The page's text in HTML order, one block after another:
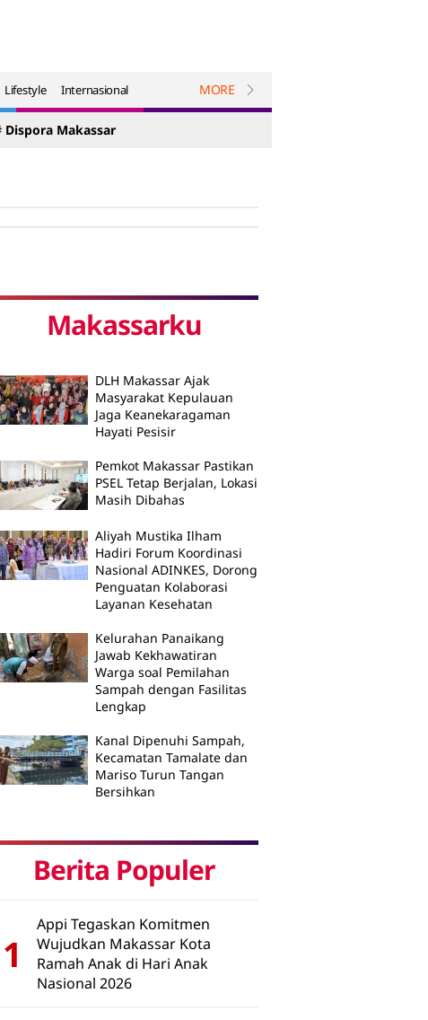
Lifestyle Internasional MORE
Dispora Makassar
Makassarku
DLH Makassar Ajak
Masyarakat Kepulauan
Jaga Keanekaragaman
Hayati Pesisir
Pemkot Makassar Pastikan
PSEL Tetap Berjalan, Lokasi
Masih Dibahas
Aliyah Mustika Ilham
Hadiri Forum Koordinasi
Nasional ADINKES, Dorong
Penguatan Kolaborasi
Layanan Kesehatan
Kelurahan Panaikang
Jawab Kekhawatiran
Warga soal Pemilahan
Sampah dengan Fasilitas
Lengkap
Kanal Dipenuhi Sampah,
Kecamatan Tamalate dan
Mariso Turun Tangan
Bersihkan
Berita Populer
1
Appi Tegaskan Komitmen
Wujudkan Makassar Kota
Ramah Anak di Hari Anak
Nasional 2026